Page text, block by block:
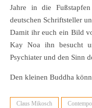
Jahre in die
deutschen Schriftsteller
Damit ihr euch ein Bild
Kay Noa ihn besucht
Psychiater und den Sinn
Den kleinen Buddha
Claus Mikosch